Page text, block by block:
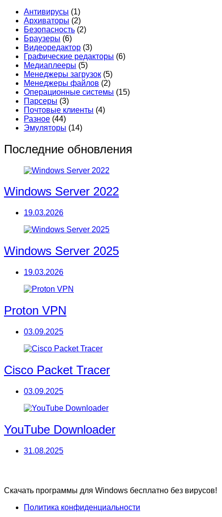
Антивирусы (1)
Архиваторы (2)
Безопасность (2)
Браузеры (6)
Видеоредактор (3)
Графические редакторы (6)
Медиаплееры (5)
Менеджеры загрузок (5)
Менеджеры файлов (2)
Операционные системы (15)
Парсеры (3)
Почтовые клиенты (4)
Разное (44)
Эмуляторы (14)
Последние обновления
Windows Server 2022
19.03.2026
Windows Server 2025
19.03.2026
Proton VPN
03.09.2025
Cisco Packet Tracer
03.09.2025
YouTube Downloader
31.08.2025
Скачать программы для Windows бесплатно без вирусов!
Политика конфиденциальности